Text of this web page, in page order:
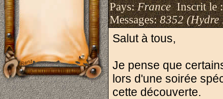
Pays:FranceInscrit le
Messages:8352 (Hydre
Salut à tous,
Je pense que
lors d'une soirée
cette découverte.